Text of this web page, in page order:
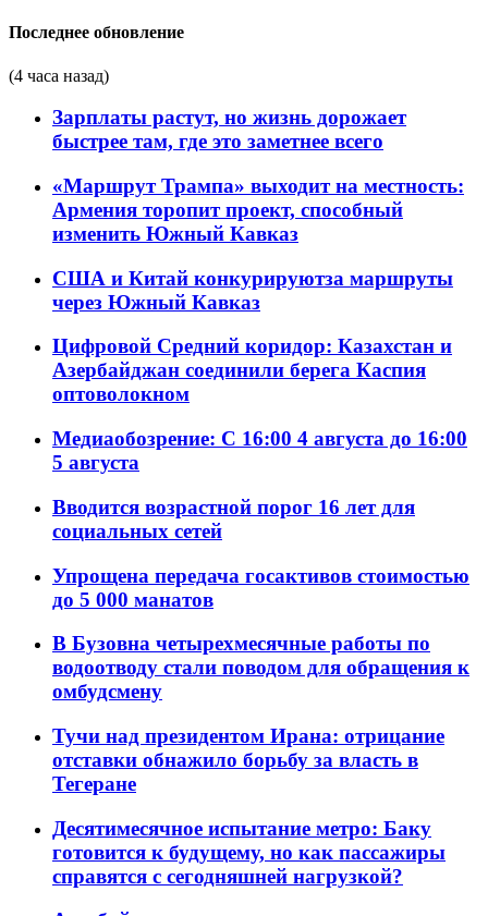
Последнее обновление
(4 часа назад)
Зарплаты растут, но жизнь дорожает
быстрее там, где это заметнее всего
«Маршрут Трампа» выходит на местность:
Армения торопит проект, способный
изменить Южный Кавказ
США и Китай конкурируютза маршруты
через Южный Кавказ
Цифровой Средний коридор: Казахстан и
Азербайджан соединили берега Каспия
оптоволокном
Медиаобозрение: С 16:00 4 августа до 16:00
5 августа
Вводится возрастной порог 16 лет для
социальных сетей
Упрощена передача госактивов стоимостью
до 5 000 манатов
В Бузовна четырехмесячные работы по
водоотводу стали поводом для обращения к
омбудсмену
Тучи над президентом Ирана: отрицание
отставки обнажило борьбу за власть в
Тегеране
Десятимесячное испытание метро: Баку
готовится к будущему, но как пассажиры
справятся с сегодняшней нагрузкой?